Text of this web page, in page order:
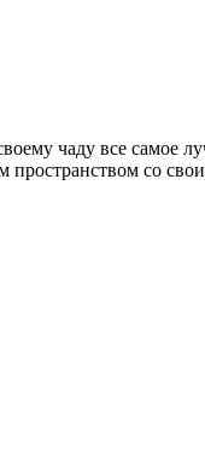
чаду все самое
пространством со